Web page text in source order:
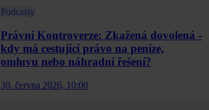
Podcasty
Právní Kontroverze: Zkažená dovolená -
kdy má cestující právo na peníze,
omluvu nebo náhradní řešení?
30. června 2026, 10:00